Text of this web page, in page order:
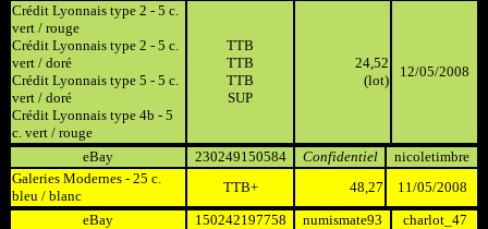
Crédit Lyonnais type 2 - 5 c.
vert / rouge
Crédit Lyonnais type 2 - 5 c.
vert / doré
Crédit Lyonnais type 5 - 5 c.
vert / doré
Crédit Lyonnais type 4b - 5
c. vert / rouge
TTB
TTB
TTB
SUP
24,52
(lot)
12/05/2008
eBay 230249150584 Confidentiel
nicoletimbre
Galeries Modernes - 25 c.
bleu / blanc
TTB+ 48,27
11/05/2008
eBay
150242197758 numismate93
charlot_47